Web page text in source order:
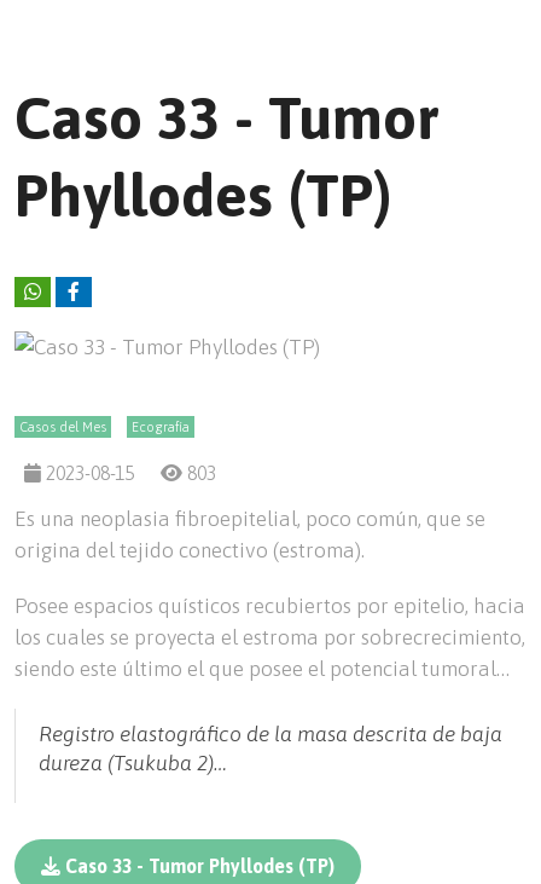
Caso 33 - Tumor
Phyllodes (TP)
Casos del Mes Ecografía
2023-08-15 803
Es una neoplasia fibroepitelial, poco común, que se
origina del tejido conectivo (estroma).
Posee espacios quísticos recubiertos por epitelio, hacia
los cuales se proyecta el estroma por sobrecrecimiento,
siendo este último el que posee el potencial tumoral…
Registro elastográfico de la masa descrita de baja
dureza (Tsukuba 2)…
Caso 33 - Tumor Phyllodes (TP)